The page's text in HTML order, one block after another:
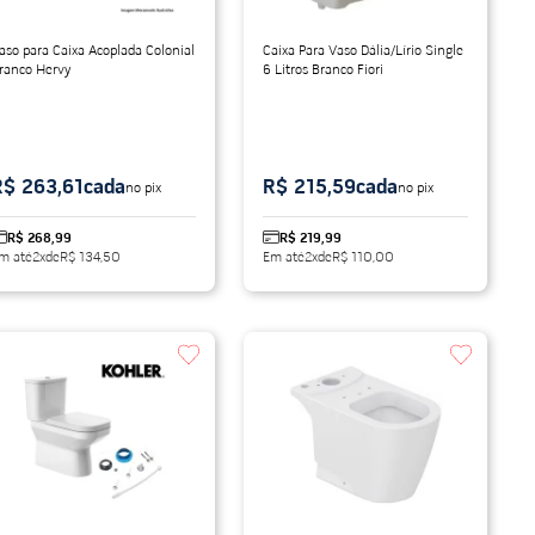
para Caixa Acoplada Colonial
Hervy
R$ 268,99
até2xdeR$ 134,50
263,61cadano pix
Caixa Para Vaso Dália/Lírio Single
6 Litros Branco Fiori
R$ 219,99
Em até2xdeR$ 110,00
R$ 215,59cadano pix